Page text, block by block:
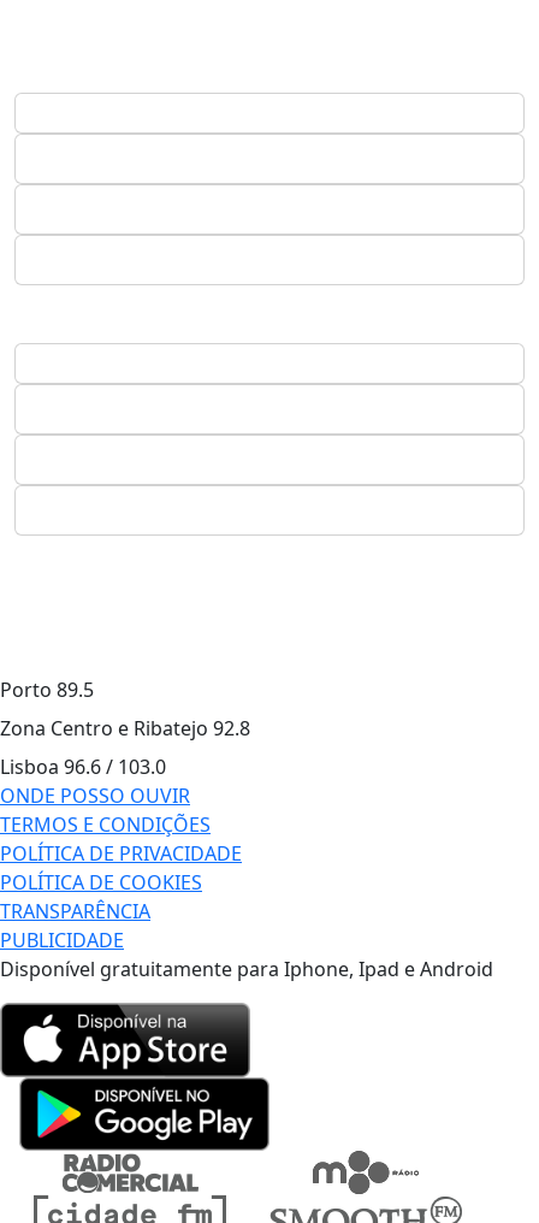
Porto 89.5
Zona Centro e Ribatejo 92.8
Lisboa 96.6 / 103.0
ONDE POSSO OUVIR
TERMOS E CONDIÇÕES
POLÍTICA DE PRIVACIDADE
POLÍTICA DE COOKIES
TRANSPARÊNCIA
PUBLICIDADE
Disponível gratuitamente para Iphone, Ipad e Android